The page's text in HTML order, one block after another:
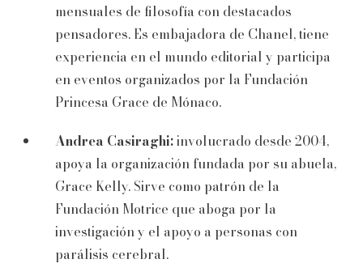
mensuales de filosofía con destacados
pensadores. Es embajadora de Chanel, tiene
experiencia en el mundo editorial y participa
en eventos organizados por la Fundación
Princesa Grace de Mónaco.
Andrea Casiraghi:involucrado desde 2004,
apoya la organización fundada por su abuela,
Grace Kelly. Sirve como patrón de la
Fundación Motrice que aboga por la
investigación y el apoyo a personas con
parálisis cerebral.